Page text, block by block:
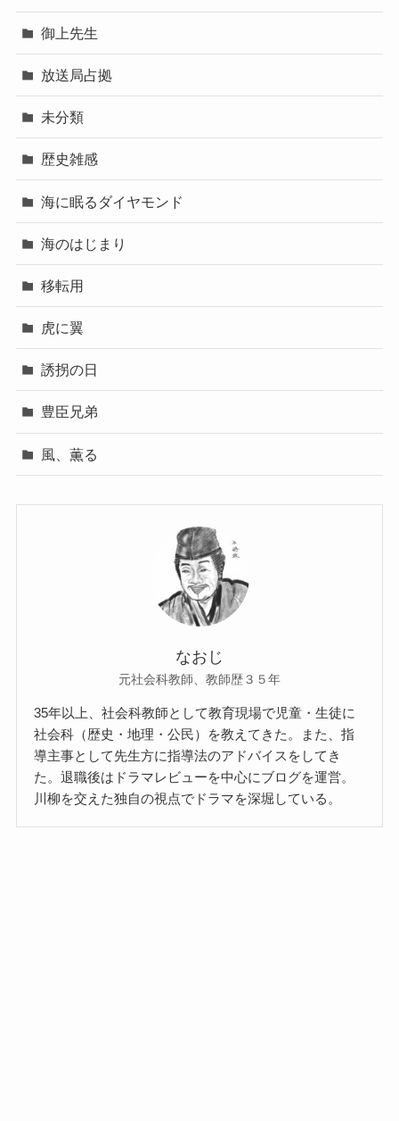
御上先生
放送局占拠
未分類
歴史雑感
海に眠るダイヤモンド
海のはじまり
移転用
虎に翼
誘拐の日
豊臣兄弟
風、薫る
なおじ
元社会科教師、教師歴３５年
35年以上、社会科教師として教育現場で児童・生徒に
社会科（歴史・地理・公民）を教えてきた。また、指
導主事として先生方に指導法のアドバイスをしてき
た。退職後はドラマレビューを中心にブログを運営。
川柳を交えた独自の視点でドラマを深堀している。